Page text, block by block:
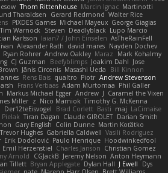
Thom Rittenhouse Marcin Ignac Martinotti
Tharaldsen Gerard Redmond Walter Rice
PIXDES Games Michael Mayeux George Giagias
Tim Warnock Steven Deadlyblack Lupo Marcio
Karlsson Iaian7 / John Einselen AsTheRainFell
Alexander Rath david mares Nayden Dochev
Ryan Rohrer Andrew Oakley Maraz
Mark Kohalmy
CJ Guzman Beefyblimps Joakim Dahl Jose
Jānis Circenis Masashi Ueda
Bill Kinnon
Rens Bais qualtro Piotr Andrew Stevenson
Frans Verbaas Adam Murtomaa Phil Galler
Markus Michael Egger Andrew J Caramel the Vixen
Miller z Nico Marniok Timothy G. McKenna
Der12teEisvogel Brad Corlett Basti maj LaCimaise
Pielak Tiran Dagan Claude GIROLET Darian Smith
Gary English Colin Dunne Martin Koťátko
Trevor Hughes Gabriella Caldwell Vasili Rodriguez
Erik Dodolović Paulo Henrique Hoodwinkedfool
Emil Herzenstiel Charles Janson Christian Gomez
Arnold CGJackB Jeremy Nelson Anton Heymann
Tillett Bryan Applegate Dylan Hall J Ewell
Dys